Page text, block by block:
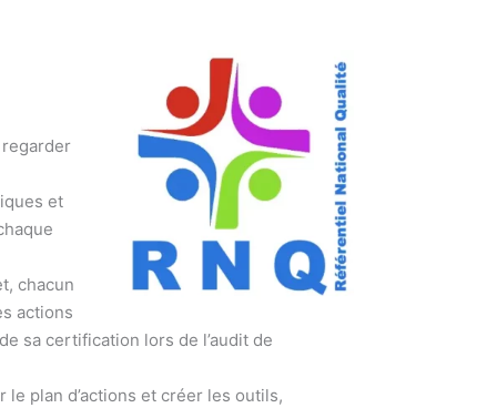
et
chacun
actions
sa certification lors de l’audit de
plan d’actions et créer les outils,